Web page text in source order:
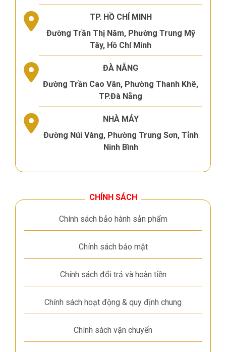
TP. HỒ CHÍ MINH
Đường Trần Thị Năm, Phường Trung Mỹ
Tây, Hồ Chí Minh
ĐÀ NẴNG
Đường Trần Cao Vân, Phường Thanh Khê,
TP.Đà Nẵng
NHÀ MÁY
Đường Núi Vàng, Phường Trung Sơn, Tỉnh
Ninh Bình
CHÍNH SÁCH
Chính sách bảo hành sản phẩm
Chính sách bảo mật
Chính sách đổi trả và hoàn tiền
Chính sách hoạt động & quy định chung
Chính sách vận chuyển